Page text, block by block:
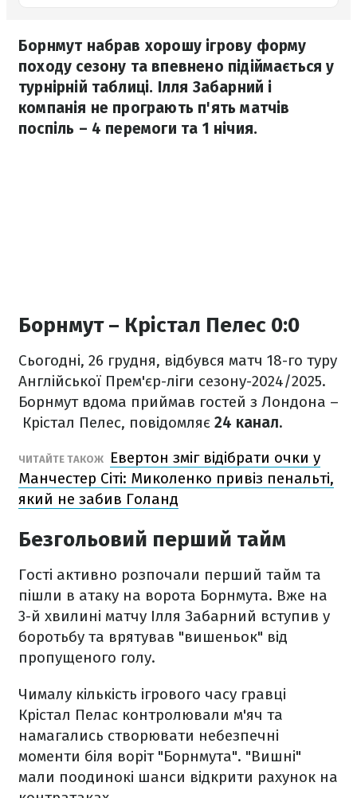
Борнмут набрав хорошу ігрову форму
походу сезону та впевнено підіймається у
турнірній таблиці. Ілля Забарний і
компанія не програють п'ять матчів
поспіль – 4 перемоги та 1 нічия.
Борнмут – Крістал Пелес 0:0
Сьогодні, 26 грудня, відбувся матч 18-го туру
Англійської Прем'єр-ліги сезону-2024/2025.
Борнмут вдома приймав гостей з Лондона –
Крістал Пелес, повідомляє 24 канал.
ЧИТАЙТЕ ТАКОЖ
Евертон зміг відібрати очки у
Манчестер Сіті: Миколенко привіз пенальті,
який не забив Голанд
Безгольовий перший тайм
Гості активно розпочали перший тайм та
пішли в атаку на ворота Борнмута. Вже на
3-й хвилині матчу Ілля Забарний вступив у
боротьбу та врятував "вишеньок" від
пропущеного голу.
Чималу кількість ігрового часу гравці
Крістал Пелас контролювали м'яч та
намагались створювати небезпечні
моменти біля воріт "Борнмута". "Вишні"
мали поодинокі шанси відкрити рахунок на